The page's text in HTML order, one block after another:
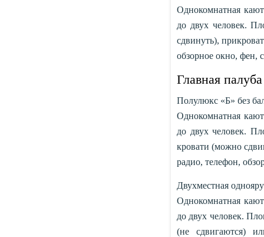
Однокомнатная
до двух человек.
сдвинуть),
обзорное окно, фен,
Главная палуба
Полулюкс «Б» без
Однокомнатная
до двух человек.
кровати (можно
радио, телефон,
Двухместная
Однокомнатная
до двух человек.
(не сдвигаются)